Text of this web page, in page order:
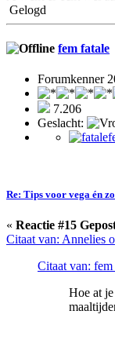
Gelogd
fem fatale
Forumkenner
7.206
Geslacht:
Re: Tips voor vega én
« Reactie #15
Citaat van: Annelies
Citaat van:
Hoe at